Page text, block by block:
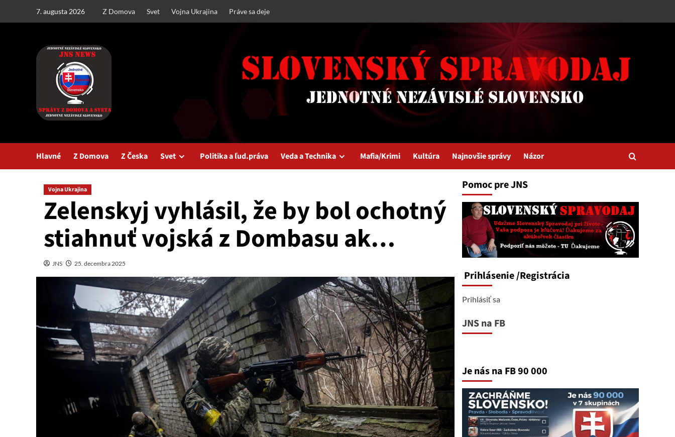
7. augusta 2026 Z Domova Svet Vojna Ukrajina Práve sa deje
Hlavné Z Domova Z Česka Svet Politika a ľud.práva Veda a Technika Mafia/Krimi Kultúra Najnovšie správy Názor
Vojna Ukrajina
Zelenskyj vyhlásil, že by bol ochotný
stiahnuť vojská z Dombasu ak…
JNS 25. decembra 2025
Pomoc pre JNS
Prihlásenie/Registrácia
Prihlásiť sa
JNS na FB
Je nás na FB 90 000